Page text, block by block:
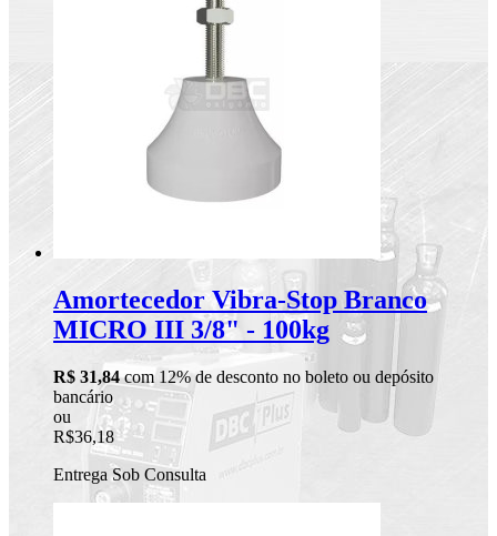
Amortecedor Vibra-Stop Branco
MICRO III 3/8" - 100kg
R$ 31,84com 12% de desconto no boleto ou depósito
bancário
ou
R$36,18
Entrega Sob Consulta